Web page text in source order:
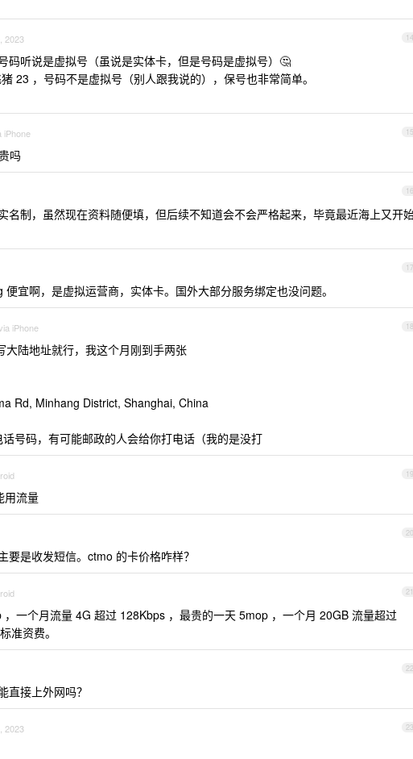
14
2023
码听说是虚拟号（虽说是实体卡，但是号码是虚拟号）🤔
23 ，号码不是虚拟号（别人跟我说的），保号也非常简单。
15
iPhone
吗
16
名制，虽然现在资料随便填，但后续不知道会不会严格起来，毕竟最近海上又开
17
宜啊，是虚拟运营商，实体卡。国外大部分服务绑定也没问题。
18
iPhone
大陆地址就行，我这个月刚到手两张
Rd, Minhang District, Shanghai, China
号码，有可能邮政的人会给你打电话（我的是没打
19
用流量
20
要是收发短信。ctmo 的卡价格咋样？
21
一个月流量 4G 超过 128Kbps ，最贵的一天 5mop ，一个月 20GB 流量超过
准资费。
22
直接上外网吗？
23
2023